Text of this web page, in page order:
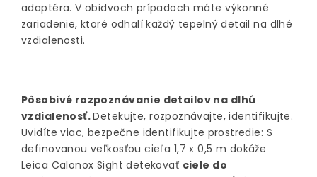
adaptéra. V obidvoch prípadoch máte výkonné
zariadenie, ktoré odhalí každý tepelný detail na dlhé
vzdialenosti.
Pôsobivé rozpoznávanie detailov na dlhú
vzdialenosť.Detekujte, rozpoznávajte, identifikujte.
Uvidíte viac, bezpečne identifikujte prostredie: S
definovanou veľkosťou cieľa 1,7 x 0,5 m dokáže
Leica Calonox Sight detekovať ciele do